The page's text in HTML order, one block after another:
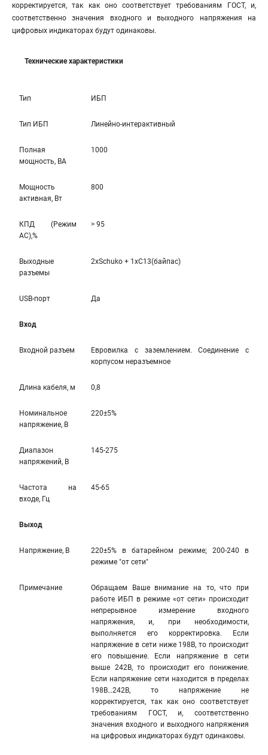
корректируется, так как оно соответствует требованиям ГОСТ, и,
соответственно значения входного и выходного напряжения на
цифровых индикаторах будут одинаковы.
Технические характеристики
Тип ИБП
Тип ИБП Линейно-интерaктивный
Полная
мощность, ВА
1000
Мощность
активная, Вт
800
КПД (Режим
AC),%
> 95
Выходные
разъемы
2xSchuko + 1xC13(байпас)
USB-порт Да
Вход
Входной разъем
Евровилка с заземлением. Соединение с
корпусом неразъемное
Длина кабеля, м 0,8
Номинальное
напряжение, В
220±5%
Диапазон
напряжений, В
145-275
Частота на
входе, Гц
45-65
Выход
Напряжение, В
220±5% в батарейном режиме; 200-240 в
режиме "от сети"
Примечание
Обращаем Ваше внимание на то, что при
работе ИБП в режиме «от сети» происходит
непрерывное измерение входного
напряжения, и, при необходимости,
выполняется его корректировка. Если
напряжение в сети ниже 198В, то происходит
его повышение. Если напряжение в сети
выше 242В, то происходит его понижение.
Если напряжение сети находится в пределах
198В…242В, то напряжение не
корректируется, так как оно соответствует
требованиям ГОСТ, и, соответственно
значения входного и выходного напряжения
на цифровых индикаторах будут одинаковы.